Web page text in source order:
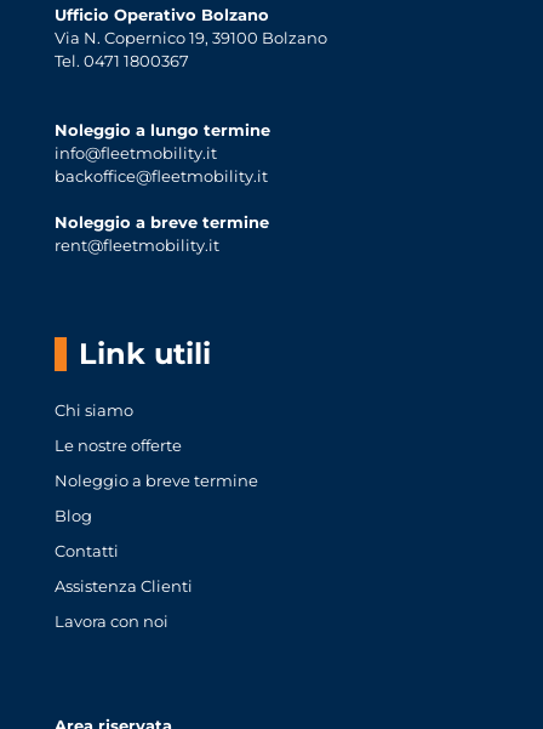
Ufficio Operativo Bolzano
Via N. Copernico 19, 39100 Bolzano
Tel. 0471 1800367
Noleggio a lungo termine
info@fleetmobility.it
backoffice@fleetmobility.it
Noleggio a breve termine
rent@fleetmobility.it
Link utili
Chi siamo
Le nostre offerte
Noleggio a breve termine
Blog
Contatti
Assistenza Clienti
Lavora con noi
Area riservata